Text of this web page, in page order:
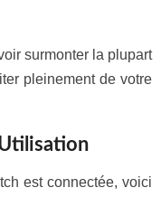
surmonter la plupart
pleinement de votre
est connectée, voici